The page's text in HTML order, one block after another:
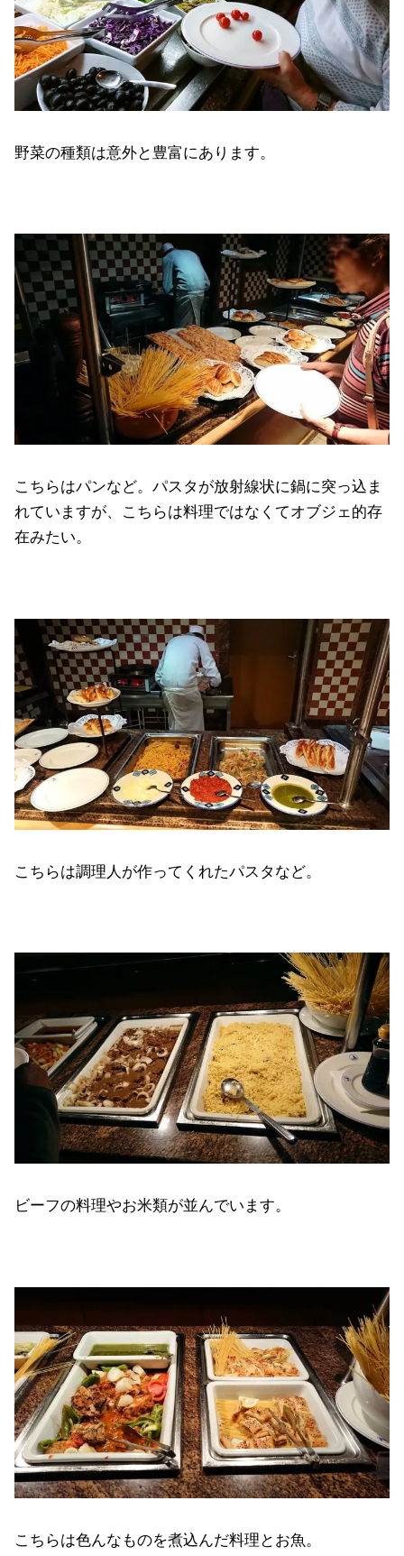
野菜の種類は意外と豊富にあります。
こちらはパンなど。パスタが放射線状に鍋に突っ込ま
れていますが、こちらは料理ではなくてオブジェ的存
在みたい。
こちらは調理人が作ってくれたパスタなど。
ビーフの料理やお米類が並んでいます。
こちらは色んなものを煮込んだ料理とお魚。